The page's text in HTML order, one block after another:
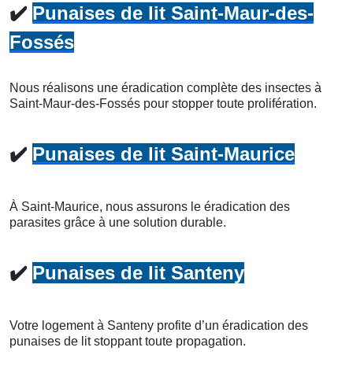
✔️ Punaises de lit Saint-Maur-des-
Fossés
Nous réalisons une éradication complète des insectes à
Saint-Maur-des-Fossés pour stopper toute prolifération.
✔️ Punaises de lit Saint-Maurice
À Saint-Maurice, nous assurons le éradication des
parasites grâce à une solution durable.
✔️ Punaises de lit Santeny
Votre logement à Santeny profite d’un éradication des
punaises de lit stoppant toute propagation.